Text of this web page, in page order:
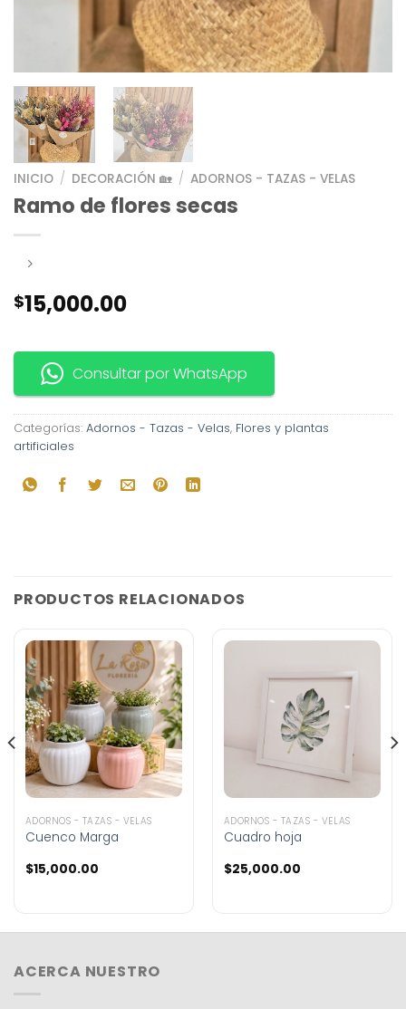
INICIO / DECORACIÓN 🏡 / ADORNOS - TAZAS - VELAS
Ramo de flores secas
$15,000.00
Consultar por WhatsApp
Categorías: Adornos - Tazas - Velas, Flores y plantas
artificiales
PRODUCTOS RELACIONADOS
ADORNOS - TAZAS - VELAS
Cuenco Marga
$15,000.00
ADORNOS - TAZAS - VELAS
Cuadro hoja
$25,000.00
ACERCA NUESTRO